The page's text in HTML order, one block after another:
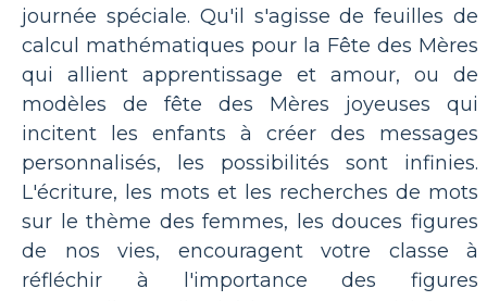
journée spéciale. Qu'il s'agisse de feuilles de
calcul mathématiques pour la Fête des Mères
qui allient apprentissage et amour, ou de
modèles de fête des Mères joyeuses qui
incitent les enfants à créer des messages
personnalisés, les possibilités sont infinies.
L'écriture, les mots et les recherches de mots
sur le thème des femmes, les douces figures
de nos vies, encouragent votre classe à
réfléchir à l'importance des figures